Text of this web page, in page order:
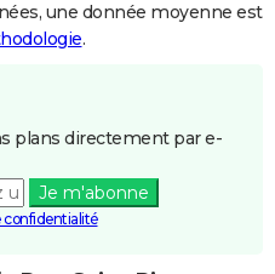
une donnée moyenne est
.
plans directement par e-
Je m'abonne
confidentialité